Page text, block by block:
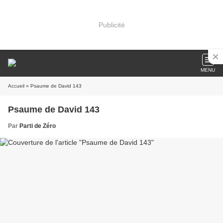
Publicité
MENU
Accueil » Psaume de David 143
Psaume de David 143
Par Parti de Zéro